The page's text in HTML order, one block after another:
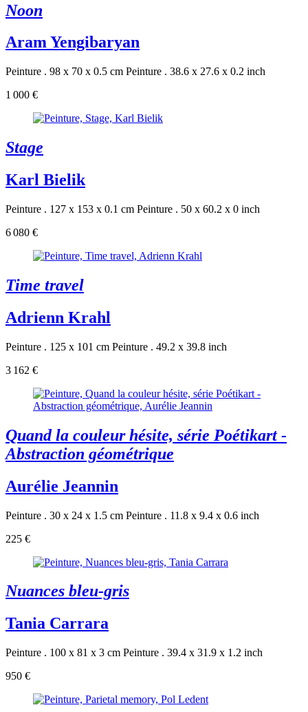
Noon
Aram Yengibaryan
Peinture . 98 x 70 x 0.5 cm Peinture . 38.6 x 27.6 x 0.2 inch
1 000 €
Stage
Karl Bielik
Peinture . 127 x 153 x 0.1 cm Peinture . 50 x 60.2 x 0 inch
6 080 €
Time travel
Adrienn Krahl
Peinture . 125 x 101 cm Peinture . 49.2 x 39.8 inch
3 162 €
Quand la couleur hésite, série Poétikart -
Abstraction géométrique
Aurélie Jeannin
Peinture . 30 x 24 x 1.5 cm Peinture . 11.8 x 9.4 x 0.6 inch
225 €
Nuances bleu-gris
Tania Carrara
Peinture . 100 x 81 x 3 cm Peinture . 39.4 x 31.9 x 1.2 inch
950 €